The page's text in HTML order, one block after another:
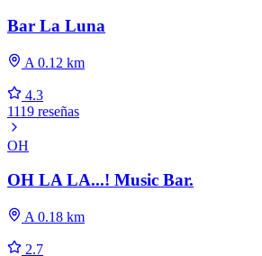
Bar La Luna
A 0.12 km
4.3
1119 reseñas
OH
OH LA LA...! Music Bar.
A 0.18 km
2.7